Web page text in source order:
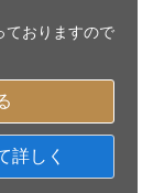
ておりますので
詳しく